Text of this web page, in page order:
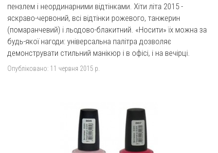
пензлем і неординарними відтінками. Хіти літа 2015 -
яскраво-червоний, всі відтінки рожевого, танжерин
(помаранчевий) і льодово-блакитний. «Носити» їх можна за
будь-якої нагоди: універсальна палітра дозволяє
демонструвати стильний манікюр і в офісі, і на вечірці.
Опубліковано: 11 червня 2015 р.